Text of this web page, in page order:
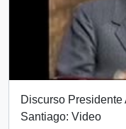
Discurso
Santiago: Video